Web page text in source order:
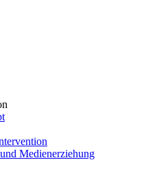
Medienerziehung